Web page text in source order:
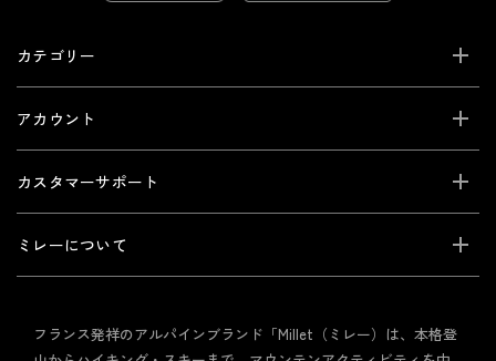
カテゴリー
アカウント
カスタマーサポート
ミレーについて
フランス発祥のアルパインブランド「Millet（ミレー）は、本格登